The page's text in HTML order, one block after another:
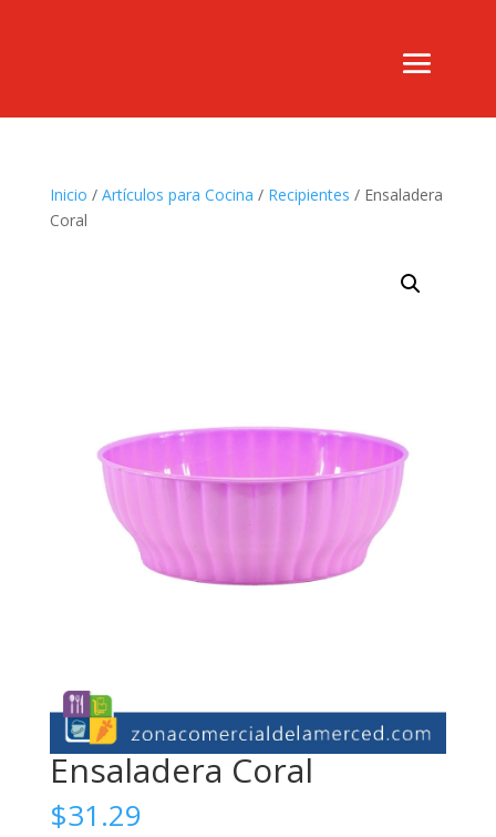
Inicio / Artículos para Cocina / Recipientes / Ensaladera
Coral
Ensaladera Coral
$31.29